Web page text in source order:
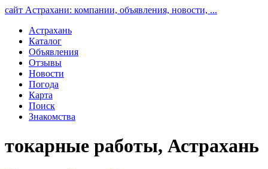
сайт Астрахани: компании, объявления, новости, ...
Астрахань
Каталог
Объявления
Отзывы
Новости
Погода
Карта
Поиск
Знакомства
токарные работы, Астрахань